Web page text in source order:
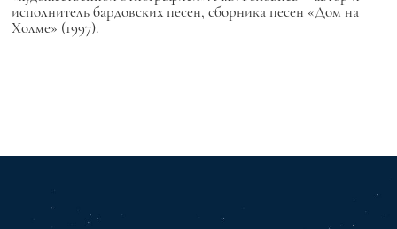
исполнитель бардовских песен, сборника песен «Дом на
Холме» (1997).